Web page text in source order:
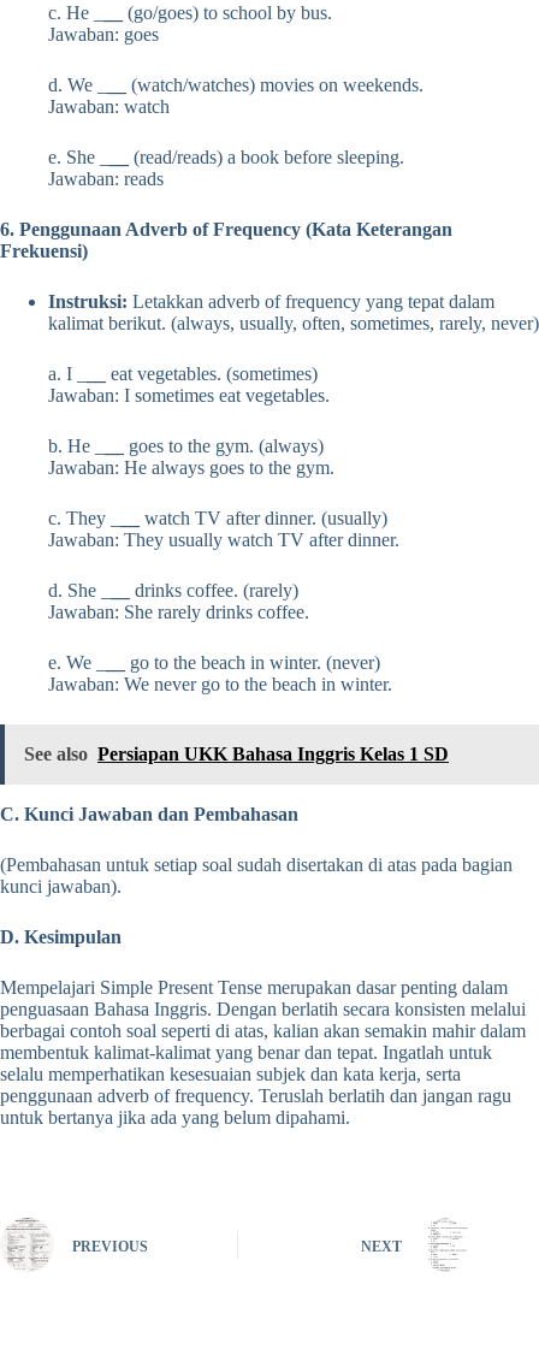
c. He _
(go/goes) to school by bus.
Jawaban: goes
d. We _
(watch/watches) movies on weekends.
Jawaban: watch
e. She _
(read/reads) a book before sleeping.
Jawaban: reads
6. Penggunaan Adverb of Frequency (Kata Keterangan
Frekuensi)
Instruksi: Letakkan adverb of frequency yang tepat dalam
kalimat berikut. (always, usually, often, sometimes, rarely, never)
a. I _
eat vegetables. (sometimes)
Jawaban: I sometimes eat vegetables.
b. He _
goes to the gym. (always)
Jawaban: He always goes to the gym.
c. They _
watch TV after dinner. (usually)
Jawaban: They usually watch TV after dinner.
d. She _
drinks coffee. (rarely)
Jawaban: She rarely drinks coffee.
e. We _
go to the beach in winter. (never)
Jawaban: We never go to the beach in winter.
See also Persiapan UKK Bahasa Inggris Kelas 1 SD
C. Kunci Jawaban dan Pembahasan
(Pembahasan untuk setiap soal sudah disertakan di atas pada bagian
kunci jawaban).
D. Kesimpulan
Mempelajari Simple Present Tense merupakan dasar penting dalam
penguasaan Bahasa Inggris. Dengan berlatih secara konsisten melalui
berbagai contoh soal seperti di atas, kalian akan semakin mahir dalam
membentuk kalimat-kalimat yang benar dan tepat. Ingatlah untuk
selalu memperhatikan kesesuaian subjek dan kata kerja, serta
penggunaan adverb of frequency. Teruslah berlatih dan jangan ragu
untuk bertanya jika ada yang belum dipahami.
PREVIOUS NEXT